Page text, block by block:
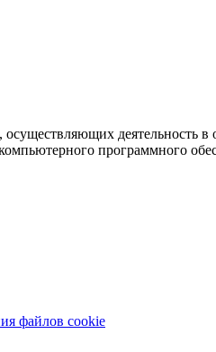
деятельность
программного
файлов cookie